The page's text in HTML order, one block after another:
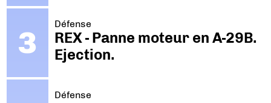
Défense
REX - Panne moteur en A-29B.
Ejection.
Défense